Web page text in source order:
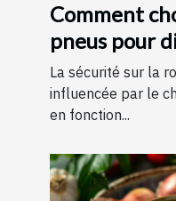
Comment
pneus pour
?
La sécurité sur la
influencée par le
en fonction...